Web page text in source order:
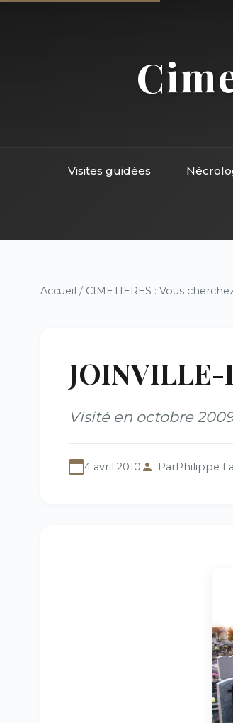
Visites guidées
Accueil / CIMETIERES : Vous
Visité en octobre
4 avril 2010 ParPhilippe